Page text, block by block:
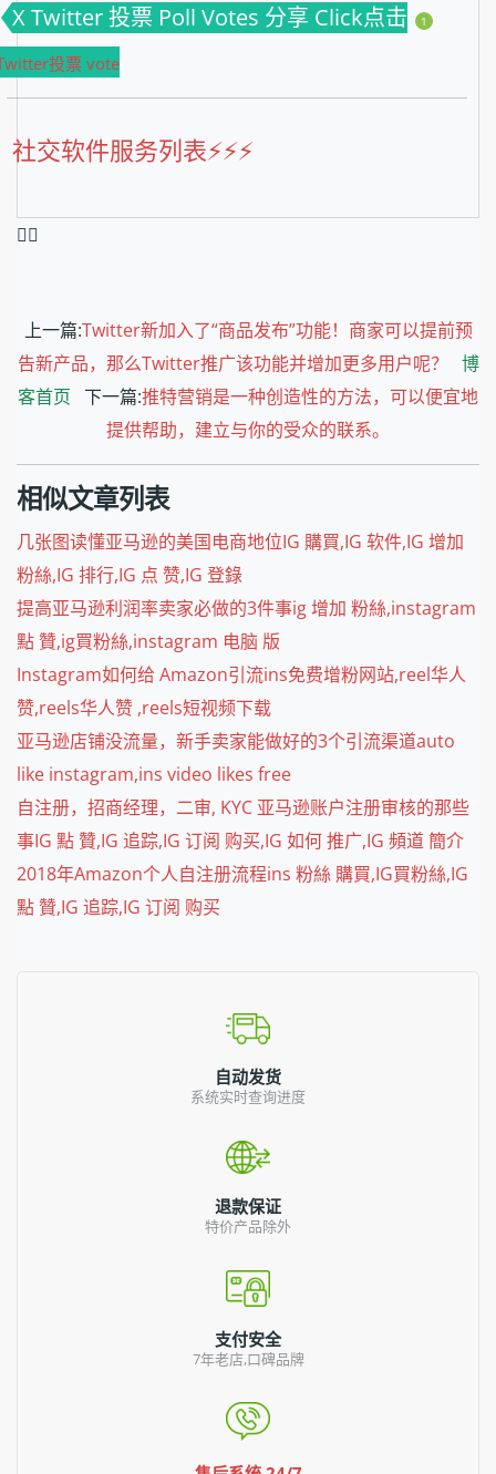
X Twitter 投票 Poll Votes 分享 Click点击 1
投票 vote
社交软件服务列表⚡️⚡️⚡️
❤️‍🔥
上一篇:Twitter新加入了“商品发布”功能！商家可以提前预
告新产品，那么Twitter推广该功能并增加更多用户呢？
博
客首页 下一篇:推特营销是一种创造性的方法，可以便宜地
提供帮助，建立与你的受众的联系。
相似文章列表
几张图读懂亚马逊的美国电商地位IG 購買,IG 软件,IG 增加
粉絲,IG 排行,IG 点 赞,IG 登錄
提高亚马逊利润率卖家必做的3件事ig 增加 粉絲,instagram
點 贊,ig買粉絲,instagram 电脑 版
Instagram如何给 Amazon引流ins免费增粉网站,reel华人
赞,reels华人赞 ,reels短视频下载
亚马逊店铺没流量，新手卖家能做好的3个引流渠道auto
like instagram,ins video likes free
自注册，招商经理，二审, KYC 亚马逊账户注册审核的那些
事IG 點 贊,IG 追踪,IG 订阅 购买,IG 如何 推广,IG 頻道 簡介
2018年Amazon个人自注册流程ins 粉絲 購買,IG買粉絲,IG
點 贊,IG 追踪,IG 订阅 购买
自动发货
系统实时查询进度
退款保证
特价产品除外
支付安全
7年老店,口碑品牌